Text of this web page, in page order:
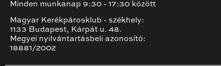
Minden munkanap 9:30 - 17:30 között
Magyar Kerékpárosklub - székhely:
1133 Budapest, Kárpát u. 48.
Megyei nyilvántartásbeli azonosító:
18881/2002